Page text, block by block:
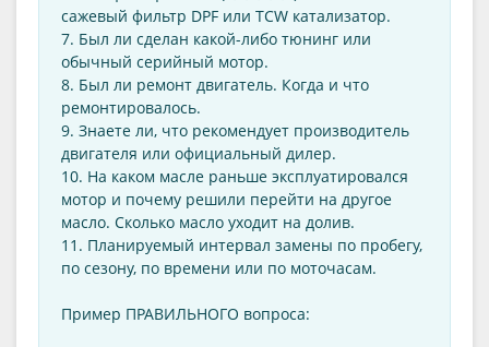
сажевый фильтр DPF или TCW катализатор.
7. Был ли сделан какой-либо тюнинг или
обычный серийный мотор.
8. Был ли ремонт двигатель. Когда и что
ремонтировалось.
9. Знаете ли, что рекомендует производитель
двигателя или официальный дилер.
10. На каком масле раньше эксплуатировался
мотор и почему решили перейти на другое
масло. Сколько масло уходит на долив.
11. Планируемый интервал замены по пробегу,
по сезону, по времени или по моточасам.
Пример ПРАВИЛЬНОГО вопроса: